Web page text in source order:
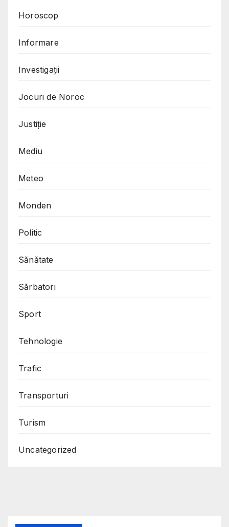
Horoscop
Informare
Investigații
Jocuri de Noroc
Justiție
Mediu
Meteo
Monden
Politic
Sănătate
Sărbatori
Sport
Tehnologie
Trafic
Transporturi
Turism
Uncategorized